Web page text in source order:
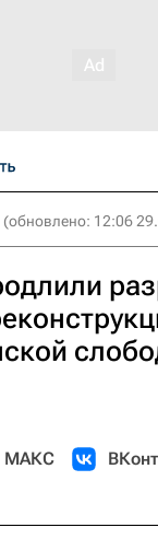
(обновлено: 12:06
МАКС